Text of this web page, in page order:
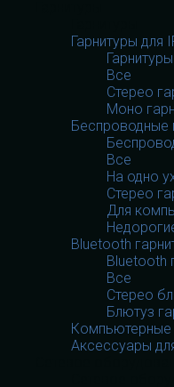
Гарнитуры для
Все
Стерео
Моно
Беспроводные
Все
На одно
Стерео
Для
Bluetooth
Bluetooth
Все
Стерео
Блютуз
Компьютерные
Аксессуары